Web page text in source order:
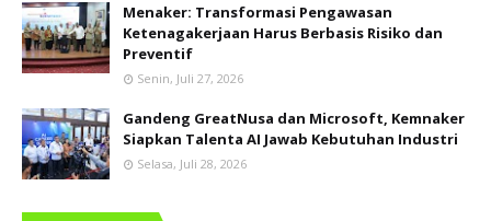
Menaker: Transformasi Pengawasan
Ketenagakerjaan Harus Berbasis Risiko dan
Preventif
Senin, Juli 27, 2026
Gandeng GreatNusa dan Microsoft, Kemnaker
Siapkan Talenta AI Jawab Kebutuhan Industri
Selasa, Juli 28, 2026